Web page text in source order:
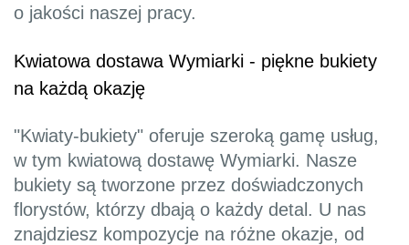
o jakości naszej pracy.
Kwiatowa dostawa Wymiarki - piękne bukiety
na każdą okazję
"Kwiaty-bukiety" oferuje szeroką gamę usług,
w tym kwiatową dostawę Wymiarki. Nasze
bukiety są tworzone przez doświadczonych
florystów, którzy dbają o każdy detal. U nas
znajdziesz kompozycje na różne okazje, od